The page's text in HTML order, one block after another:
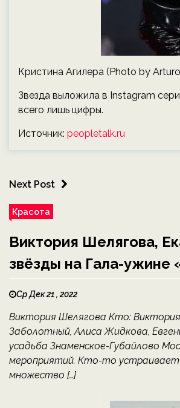
Кристина Агилера (Photo by
Звезда выложила в Instagram
всего лишь цифры.
Источник: peopletalk.ru
Next Post
Красота
Виктория Шелягова,
звёзды на Гала-ужине
Ср Дек 21 , 2022
Виктория Шелягова Кто:
Заболотный, Алиса Жидкова,
усадьба Знаменское-Губайлово
мероприятий. Кто-то устраивает
множество […]